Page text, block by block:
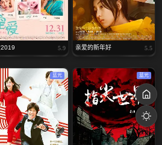
2019 5.9 亲爱的新年好 5.5
蓝光 蓝光